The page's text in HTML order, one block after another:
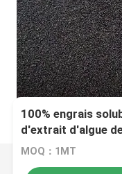
100% engrais
d'extrait d'algue
MOQ：1MT